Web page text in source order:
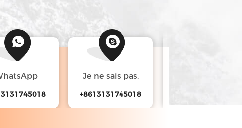
Je ne sais pas.
+8613131745018